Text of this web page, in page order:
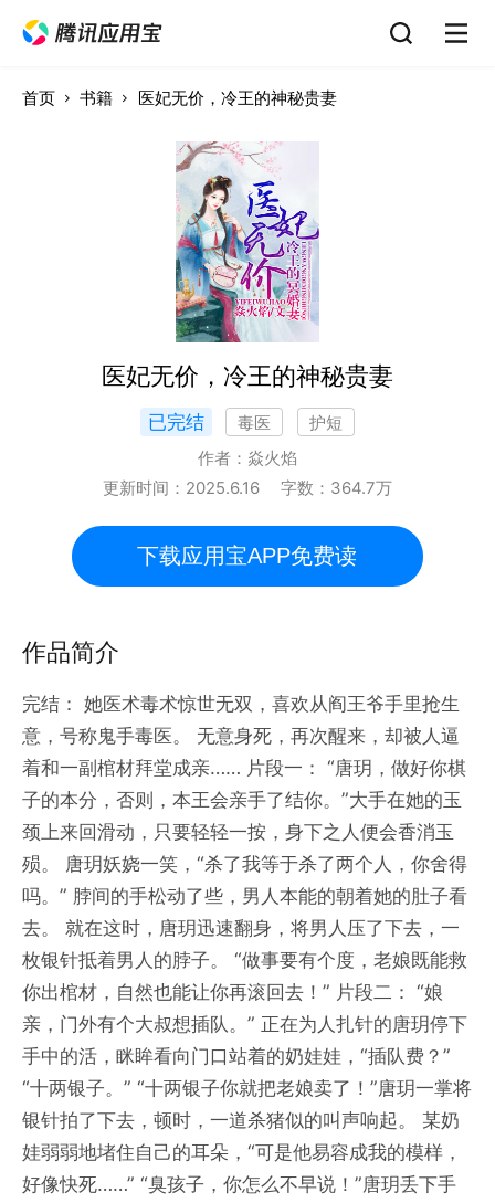
首页 书籍 医妃无价，冷王的神秘贵妻
医妃无价，冷王的神秘贵妻
已完结 毒医
护短
作者： 焱火焰
更新时间： 2025.6.16 字数： 364.7万
下载应用宝APP免费读
作品简介
完结： 她医术毒术惊世无双，喜欢从阎王爷手里抢生
意，号称鬼手毒医。 无意身死，再次醒来，却被人逼
着和一副棺材拜堂成亲…… 片段一： “唐玥，做好你棋
子的本分，否则，本王会亲手了结你。”大手在她的玉
颈上来回滑动，只要轻轻一按，身下之人便会香消玉
殒。 唐玥妖娆一笑，“杀了我等于杀了两个人，你舍得
吗。” 脖间的手松动了些，男人本能的朝着她的肚子看
去。 就在这时，唐玥迅速翻身，将男人压了下去，一
枚银针抵着男人的脖子。 “做事要有个度，老娘既能救
你出棺材，自然也能让你再滚回去！” 片段二： “娘
亲，门外有个大叔想插队。” 正在为人扎针的唐玥停下
手中的活，眯眸看向门口站着的奶娃娃，“插队费？”
“十两银子。” “十两银子你就把老娘卖了！”唐玥一掌将
银针拍了下去，顿时，一道杀猪似的叫声响起。 某奶
娃弱弱地堵住自己的耳朵，“可是他易容成我的模样，
好像快死……” “臭孩子，你怎么不早说！”唐玥丢下手